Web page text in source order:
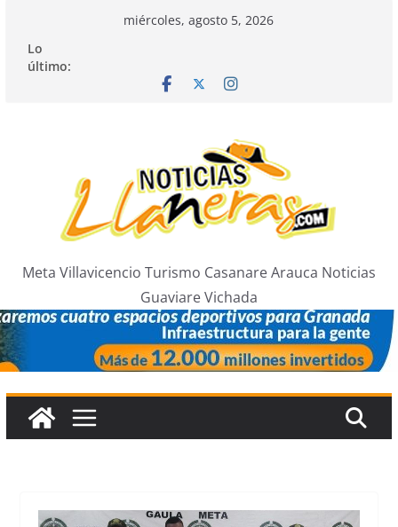
contenido
miércoles, agosto 5, 2026
Lo
último:
Meta Villavicencio Turismo Casanare Arauca Noticias
Guaviare Vichada